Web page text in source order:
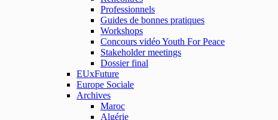
Professionnels
Guides de bonnes pratiques
Workshops
Concours vidéo Youth For Peace
Stakeholder meetings
Dossier final
EUxFuture
Europe Sociale
Archives
Maroc
Algérie